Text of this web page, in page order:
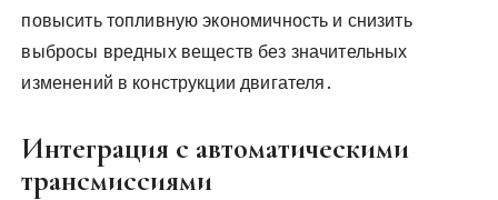
повысить топливную экономичность и снизить
выбросы вредных веществ без значительных
изменений в конструкции двигателя․
Интеграция с автоматическими
трансмиссиями